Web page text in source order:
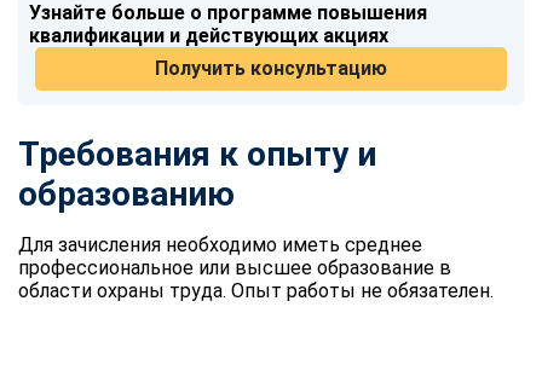
Узнайте больше о программе повышения
квалификации и действующих акциях
Получить консультацию
Требования к опыту и
образованию
Для зачисления необходимо иметь среднее
профессиональное или высшее образование в
области охраны труда. Опыт работы не обязателен.